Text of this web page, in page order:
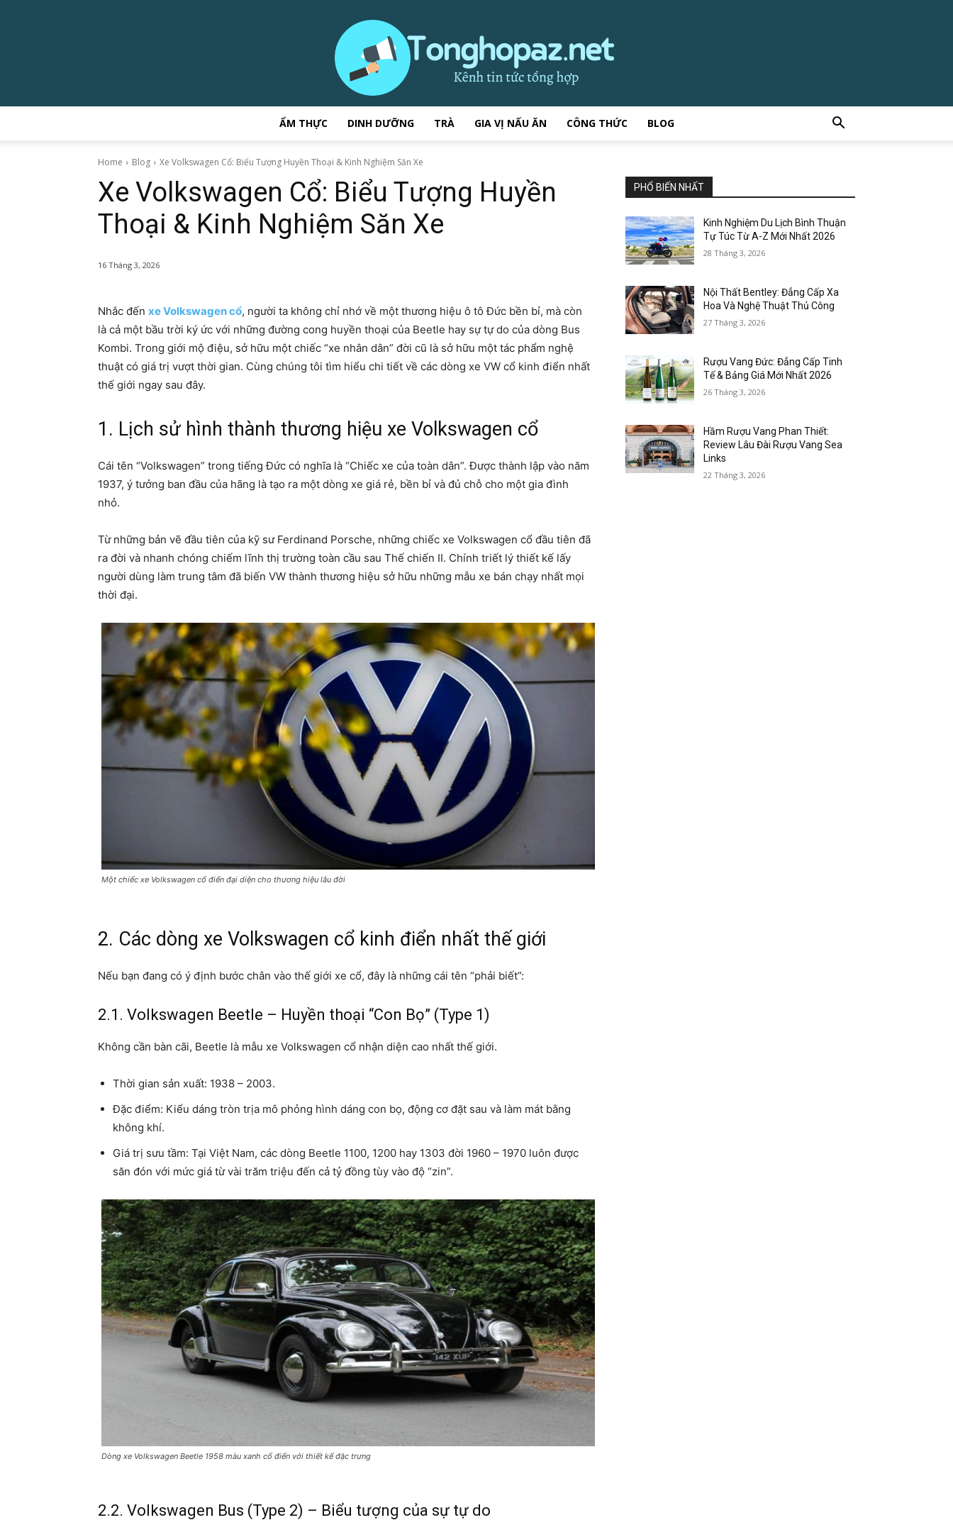
Thư
viện
online
ẨM THỰC DINH DƯỠNG TRÀ GIA VỊ NẤU ĂN CÔNG THỨC BLOG
Home Blog Xe Volkswagen Cổ: Biểu Tượng Huyền Thoại & Kinh Nghiệm Săn Xe
Xe Volkswagen Cổ: Biểu Tượng Huyền
Thoại & Kinh Nghiệm Săn Xe
16 Tháng 3, 2026
Nhắc đến xe Volkswagen cổ, người ta không chỉ nhớ về một thương hiệu ô tô Đức bền bỉ, mà còn
là cả một bầu trời ký ức với những đường cong huyền thoại của Beetle hay sự tự do của dòng Bus
Kombi. Trong giới mộ điệu, sở hữu một chiếc “xe nhân dân” đời cũ là sở hữu một tác phẩm nghệ
thuật có giá trị vượt thời gian. Cùng chúng tôi tìm hiểu chi tiết về các dòng xe VW cổ kinh điển nhất
thế giới ngay sau đây.
1. Lịch sử hình thành thương hiệu xe Volkswagen cổ
Cái tên “Volkswagen” trong tiếng Đức có nghĩa là “Chiếc xe của toàn dân”. Được thành lập vào năm
1937, ý tưởng ban đầu của hãng là tạo ra một dòng xe giá rẻ, bền bỉ và đủ chỗ cho một gia đình
nhỏ.
Từ những bản vẽ đầu tiên của kỹ sư Ferdinand Porsche, những chiếc xe Volkswagen cổ đầu tiên đã
ra đời và nhanh chóng chiếm lĩnh thị trường toàn cầu sau Thế chiến II. Chính triết lý thiết kế lấy
người dùng làm trung tâm đã biến VW thành thương hiệu sở hữu những mẫu xe bán chạy nhất mọi
thời đại.
Một chiếc xe Volkswagen cổ điển đại diện cho thương hiệu lâu đời
2. Các dòng xe Volkswagen cổ kinh điển nhất thế giới
Nếu bạn đang có ý định bước chân vào thế giới xe cổ, đây là những cái tên “phải biết”:
2.1. Volkswagen Beetle – Huyền thoại “Con Bọ” (Type 1)
Không cần bàn cãi, Beetle là mẫu xe Volkswagen cổ nhận diện cao nhất thế giới.
Thời gian sản xuất: 1938 – 2003.
Đặc điểm: Kiểu dáng tròn trịa mô phỏng hình dáng con bọ, động cơ đặt sau và làm mát bằng
không khí.
Giá trị sưu tầm: Tại Việt Nam, các dòng Beetle 1100, 1200 hay 1303 đời 1960 – 1970 luôn được
săn đón với mức giá từ vài trăm triệu đến cả tỷ đồng tùy vào độ “zin”.
Dòng xe Volkswagen Beetle 1958 màu xanh cổ điển với thiết kế đặc trưng
2.2. Volkswagen Bus (Type 2) – Biểu tượng của sự tự do
PHỔ BIẾN NHẤT
Kinh Nghiệm Du Lịch Bình Thuận
Tự Túc Từ A-Z Mới Nhất 2026
28 Tháng 3, 2026
Nội Thất Bentley: Đẳng Cấp Xa
Hoa Và Nghệ Thuật Thủ Công
27 Tháng 3, 2026
Rượu Vang Đức: Đẳng Cấp Tinh
Tế & Bảng Giá Mới Nhất 2026
26 Tháng 3, 2026
Hầm Rượu Vang Phan Thiết:
Review Lâu Đài Rượu Vang Sea
Links
22 Tháng 3, 2026